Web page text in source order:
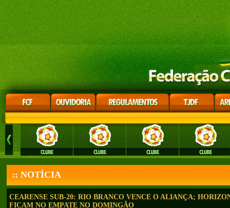
:: NOTÍCIA
CEARENSE SUB-20: RIO BRANCO VENCE O ALIANÇA;
FICAM NO EMPATE NO DOMINGÃO